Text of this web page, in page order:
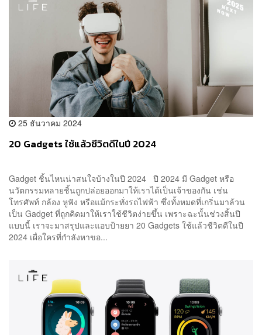
25 ธันวาคม 2024
20 Gadgets ใช้แล้วชีวิตดีในปี 2024
Gadget ชิ้นไหนน่าสนใจบ้างในปี 2024 ปี 2024 มี Gadget หรือ
นวัตกรรมหลายชิ้นถูกปล่อยออกมาให้เราได้เป็นเจ้าของกัน เช่น
โทรศัพท์ กล้อง หูฟัง หรือแม้กระทั่งรถไฟฟ้า ซึ่งทั้งหมดที่เกริ่นมาล้วน
เป็น Gadget ที่ถูกคิดมาให้เราใช้ชีวิตง่ายขึ้น เพราะฉะนั้นช่วงสิ้นปี
แบบนี้ เราจะมาสรุปและแอบป้ายยา 20 Gadgets ใช้แล้วชีวิตดีในปี
2024 เผื่อใครที่กำลังหาขอ...